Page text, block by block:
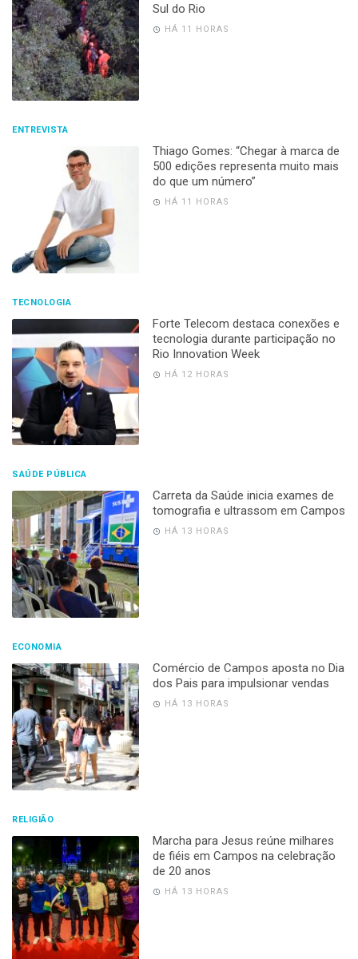
Sul do Rio
HÁ 11 HORAS
ENTREVISTA
Thiago Gomes: “Chegar à marca de
500 edições representa muito mais
do que um número”
HÁ 11 HORAS
TECNOLOGIA
Forte Telecom destaca conexões e
tecnologia durante participação no
Rio Innovation Week
HÁ 12 HORAS
SAÚDE PÚBLICA
Carreta da Saúde inicia exames de
tomografia e ultrassom em Campos
HÁ 13 HORAS
ECONOMIA
Comércio de Campos aposta no Dia
dos Pais para impulsionar vendas
HÁ 13 HORAS
RELIGIÃO
Marcha para Jesus reúne milhares
de fiéis em Campos na celebração
de 20 anos
HÁ 13 HORAS